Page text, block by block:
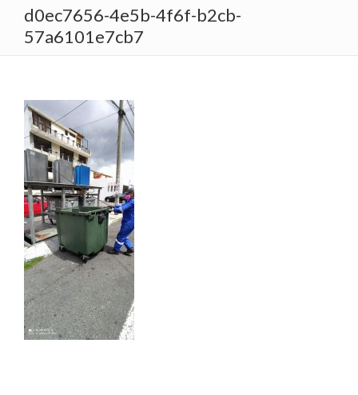
d0ec7656-4e5b-4f6f-b2cb-
57a6101e7cb7